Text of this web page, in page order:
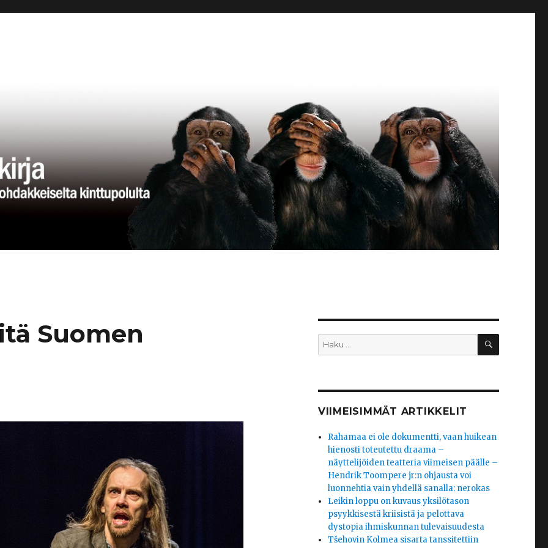
Suomen
Etsi: HAKU
VIIMEISIMMÄT ARTIKKELIT
Rahamaa ei ole dokumentti, vaan huikean
hienosti toteutettu draama –
näyttelijöiden teatteria viimeisen päälle –
Hendrik Toompere jr:n ohjausta voi
luonnehtia vain yhdellä sanalla: nerokas
Leikin loppu on kuvaus yksilötason
psyykkisestä kriisistä ja pelottava
dystopia ihmiskunnan tulevaisuudesta
Tšehovin Kolmea sisarta tanssitettiin